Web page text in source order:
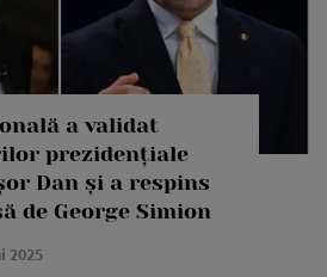
a validat
prezidențiale
Dan și a respins
de George Simion
2025